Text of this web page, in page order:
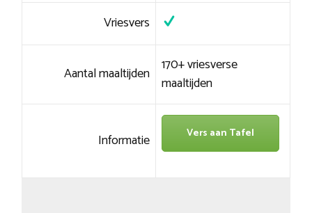
Vriesvers
Aantal maaltijden 170+ vriesverse
maaltijden
Informatie Vers aan Tafel